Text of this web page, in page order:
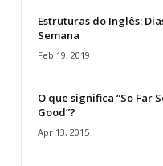
Estruturas do Inglês:
Semana
Feb 19, 2019
O que significa “So Far
Good”?
Apr 13, 2015